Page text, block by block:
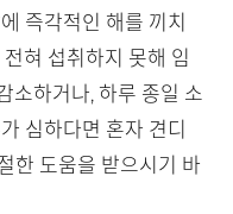
즉각적인 해를 끼치
혀 섭취하지 못해 임
소하거나, 하루 종일 소
심하다면 혼자 견디
한 도움을 받으시기 바